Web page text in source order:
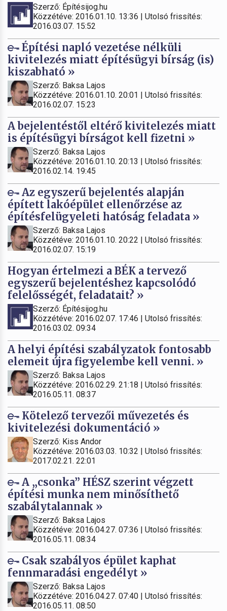
Szerző: Építésijog.hu
Közzétéve: 2016.01.10. 13:36 | Utolsó frissítés:
2016.03.07. 15:52
Építési napló vezetése nélküli
kivitelezés miatt építésügyi bírság (is)
kiszabható »
Szerző: Baksa Lajos
Közzétéve: 2016.01.10. 20:01 | Utolsó frissítés:
2016.02.07. 15:23
A bejelentéstől eltérő kivitelezés miatt
is építésügyi bírságot kell fizetni »
Szerző: Baksa Lajos
Közzétéve: 2016.01.10. 20:13 | Utolsó frissítés:
2016.02.14. 19:45
Az egyszerű bejelentés alapján
épített lakóépület ellenőrzése az
építésfelügyeleti hatóság feladata »
Szerző: Baksa Lajos
Közzétéve: 2016.01.10. 20:22 | Utolsó frissítés:
2016.02.07. 15:19
Hogyan értelmezi a BÉK a tervező
egyszerű bejelentéshez kapcsolódó
felelősségét, feladatait? »
Szerző: Építésijog.hu
Közzétéve: 2016.02.07. 17:46 | Utolsó frissítés:
2016.03.02. 09:34
A helyi építési szabályzatok fontosabb
elemeit újra figyelembe kell venni. »
Szerző: Baksa Lajos
Közzétéve: 2016.02.29. 21:18 | Utolsó frissítés:
2016.05.11. 08:37
Kötelező tervezői művezetés és
kivitelezési dokumentáció »
Szerző: Kiss Andor
Közzétéve: 2016.03.03. 10:32 | Utolsó frissítés:
2017.02.21. 22:01
A „csonka” HÉSZ szerint végzett
építési munka nem minősíthető
szabálytalannak »
Szerző: Baksa Lajos
Közzétéve: 2016.04.27. 07:36 | Utolsó frissítés:
2016.05.11. 08:34
Csak szabályos épület kaphat
fennmaradási engedélyt »
Szerző: Baksa Lajos
Közzétéve: 2016.04.27. 07:40 | Utolsó frissítés:
2016.05.11. 08:50